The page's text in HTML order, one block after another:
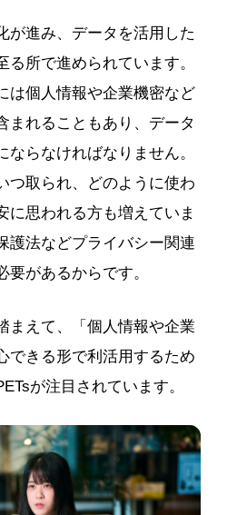
が進み、データを活用した
る所で進められています。
は個人情報や企業機密など
まれることもあり、データ
ならなければなりません。
つ取られ、どのように使わ
に思われる方も増えていま
護法などプライバシー関連
要があるからです。
まえて、「個人情報や企業
できる形で利活用するため
が注目されています。